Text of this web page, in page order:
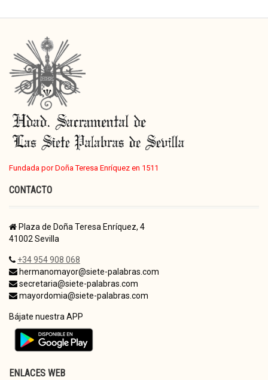
Fundada por Doña Teresa Enríquez en 1511
CONTACTO
Plaza de Doña Teresa Enríquez, 4
41002 Sevilla
+34 954 908 068
hermanomayor@siete-palabras.com
secretaria@siete-palabras.com
mayordomia@siete-palabras.com
Bájate nuestra APP
ENLACES WEB